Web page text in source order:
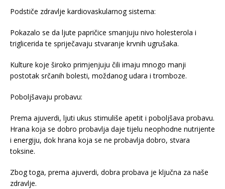
Podstiče zdravlje kardiovaskularnog sistema:
Pokazalo se da ljute papričice smanjuju nivo holesterola i
triglicerida te spriječavaju stvaranje krvnih ugrušaka.
Kulture koje široko primjenjuju čili imaju mnogo manji
postotak srčanih bolesti, moždanog udara i tromboze.
Poboljšavaju probavu:
Prema ajuverdi, ljuti ukus stimuliše apetit i poboljšava probavu.
Hrana koja se dobro probavlja daje tijelu neophodne nutrijente
i energiju, dok hrana koja se ne probavlja dobro, stvara
toksine.
Zbog toga, prema ajuverdi, dobra probava je ključna za naše
zdravlje.